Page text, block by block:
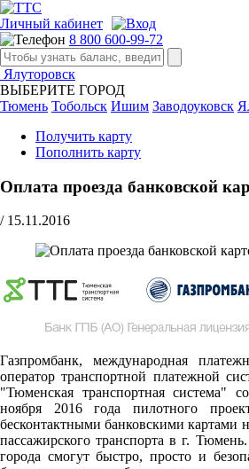
Личный кабинет
8 800 600-99-72
Ялуторовск
ВЫБЕРИТЕ ГОРОД
Тюмень Тобольск Ишим Заводоуковск
Получить карту
Пополнить карту
Оплата проезда банковской
/ 15.11.2016
Газпромбанк, международная
оператор транспортной платежной
"Тюменская транспортная система"
ноября 2016 года пилотного
бесконтактными банковскими картами
пассажирского транспорта в г.
города смогут быстро, просто и